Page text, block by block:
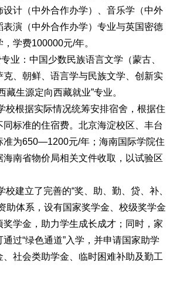
设计（中外合作办学）、音乐学（中外
表演（中外合作办学）专业与英国密德
学费100000元/年。
：中国少数民族语言文学（蒙古、
克、朝鲜、语言学与民族文学、创新实
藏生源定向西藏就业”专业。
根据实际情况统筹安排宿舍，根据住
标准的住宿费。北京海淀校区、丰台
准为650—1200元/年；海南国际学院住
海南省物价局相关文件收取，以试验区
建立了完善的“奖、助、勤、贷、补、
助体系，设有国家奖学金、校级奖学金
奖学金，助力学生成长成才；同时，家
过“绿色通道”入学，并申请国家助学
、社会类助学金、临时困难补助及勤工